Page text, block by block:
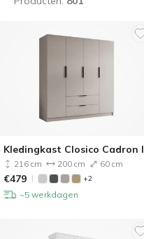
Kledingkast Closico Cadron I
216 cm 200 cm 60 cm
€479 +2
~5 werkdagen